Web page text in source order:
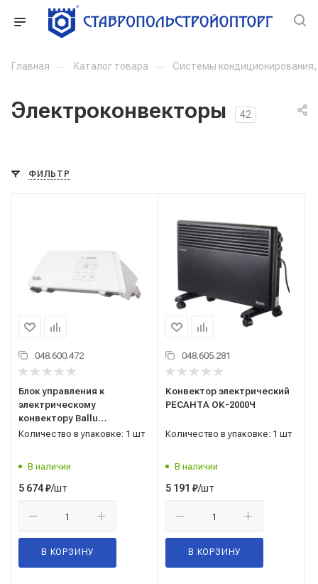
Главная — Каталог товара — Системы
Электроконвекторы 42
ФИЛЬТР
048.600.472
Блок управления к
электрическому
конвектору Ballu
Transformer Digital Inverter
Количество в упаковке: 1 шт
В наличии
5 674₽/шт
В КОРЗИНУ
048.605.281
Конвектор электрический
РЕСАНТА ОК-2000Ч
Количество в упаковке: 1 шт
В наличии
5 191 ₽/шт
В КОРЗИНУ